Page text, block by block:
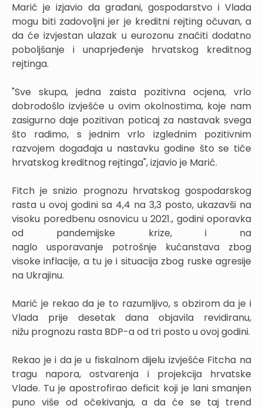
Marić je izjavio da građani, gospodarstvo i Vlada
mogu biti zadovoljni jer je kreditni rejting očuvan, a
da će izvjestan ulazak u eurozonu značiti dodatno
poboljšanje i unaprjeđenje hrvatskog kreditnog
rejtinga.
"Sve skupa, jedna zaista pozitivna ocjena, vrlo
dobrodošlo izvješće u ovim okolnostima, koje nam
zasigurno daje pozitivan poticaj za nastavak svega
što radimo, s jednim vrlo izglednim pozitivnim
razvojem događaja u nastavku godine što se tiče
hrvatskog kreditnog rejtinga", izjavio je Marić.
Fitch je snizio prognozu hrvatskog gospodarskog
rasta u ovoj godini sa 4,4 na 3,3 posto, ukazavši na
visoku poredbenu osnovicu u 2021., godini oporavka
od pandemijske krize, i na
naglo usporavanje potrošnje kućanstava zbog
visoke inflacije, a tu je i situacija zbog ruske agresije
na Ukrajinu.
Marić je rekao da je to razumljivo, s obzirom da je i
Vlada prije desetak dana objavila revidiranu,
nižu prognozu rasta BDP-a od tri posto u ovoj godini.
Rekao je i da je u fiskalnom dijelu izvješće Fitcha na
tragu napora, ostvarenja i projekcija hrvatske
Vlade. Tu je apostrofirao deficit koji je lani smanjen
puno više od očekivanja, a da će se taj trend